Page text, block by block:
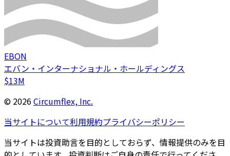
EBON
エバン・インターナショナル・ホールディングス
$13M
© 2026Circumflex, Inc.
当サイトについて利用規約プライバシーポリシー
当サイトは投資助言を目的としておらず、情報提供のみを目